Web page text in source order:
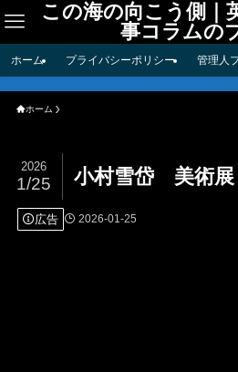
この海の向こう側｜
事コラムの
ホーム プライバシーポリシー 管理人
ホーム
小村雪岱 美術展
2026
1/25
広告 2026-01-25